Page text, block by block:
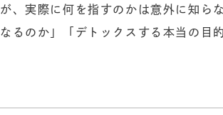
、実際に何を指すのかは意外に知ら
るのか」「デトックスする本当の目